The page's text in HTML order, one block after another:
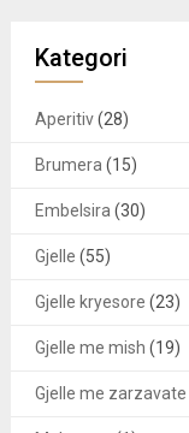
Kategori
Aperitiv(28)
Brumera(15)
Embelsira(30)
Gjelle (55)
Gjelle kryesore (23)
Gjelle me mish (19)
Gjelle me zarzavate